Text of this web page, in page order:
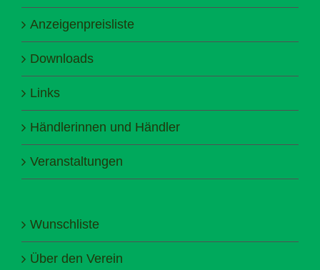
Anzeigenpreisliste
Downloads
Links
Händlerinnen und Händler
Veranstaltungen
Wunschliste
Über den Verein